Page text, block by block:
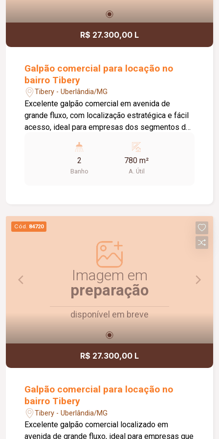
R$ 27.300,00 L
Galpão comercial para locação no
bairro Tibery
Tibery - Uberlândia/MG
Excelente galpão comercial em avenida de
grande fluxo, com localização estratégica e fácil
acesso, ideal para empresas dos segmentos de
imóvel conta com aproximadamente 780 m² de
vão livre, pé-direito de 10 metros,
proporcionando amplo espaço para
oferecendo uma estrutura completa para atender
às necessidades da sua empresa. Uma
excelente oportunidade para quem busca um
imóvel funcional, com ótima visibilidade e pronto
para impulsionar o seu negócio.
2
Banho
780 m²
A. Útil
Cód. 84720
Imagem em
preparação
disponível em breve
R$ 27.300,00 L
Galpão comercial para locação no
bairro Tibery
Tibery - Uberlândia/MG
Excelente galpão comercial localizado em
avenida de grande fluxo, ideal para empresas que